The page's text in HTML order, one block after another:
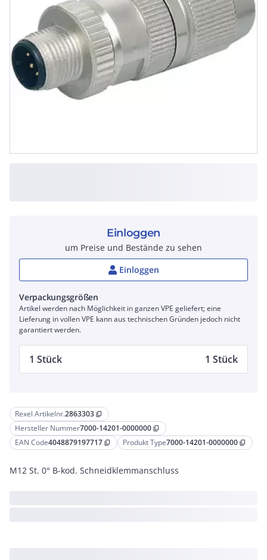
Rexel Artikelnr.2863303 content_copy
Hersteller Nummer7000-14201-0000000 content_copy
EAN Code4048879197717 content_copy Produkt Type7000-14201-0000000 content_copy
M12 St. 0° B-kod. Schneidklemmanschluss
Einloggen
um Preise und Bestände zu sehen
Einloggen
Verpackungsgrößen
Artikel werden nach Möglichkeit in ganzen VPE geliefert; eine
Lieferung in vollen VPE kann aus technischen Gründen jedoch nicht
garantiert werden.
1 Stück 1 Stück